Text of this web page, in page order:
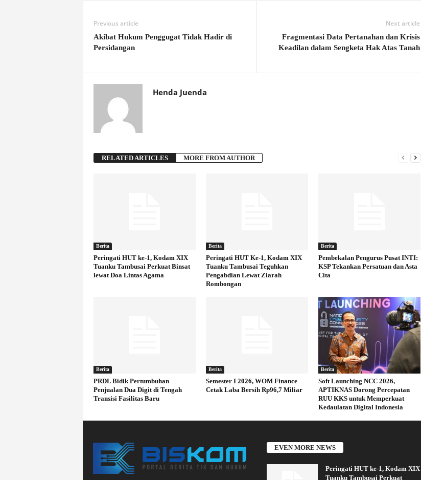
Previous article
Akibat Hukum Penggugat Tidak Hadir di
Persidangan
Next article
Fragmentasi Data Pertanahan dan Krisis
Keadilan dalam Sengketa Hak Atas Tanah
Henda Juenda
RELATED ARTICLES MORE FROM AUTHOR
Berita
Peringati HUT ke-1, Kodam XIX
Tuanku Tambusai Perkuat Binsat
lewat Doa Lintas Agama
Berita
Peringati HUT Ke-1, Kodam XIX
Tuanku Tambusai Teguhkan
Pengabdian Lewat Ziarah
Rombongan
Berita
Pembekalan Pengurus Pusat INTI:
KSP Tekankan Persatuan dan Asta
Cita
Berita
PRDL Bidik Pertumbuhan
Penjualan Dua Digit di Tengah
Transisi Fasilitas Baru
Berita
Semester I 2026, WOM Finance
Cetak Laba Bersih Rp96,7 Miliar
Berita
Soft Launching NCC 2026,
APTIKNAS Dorong Percepatan
RUU KKS untuk Memperkuat
Kedaulatan Digital Indonesia
EVEN MORE NEWS
Peringati HUT ke-1, Kodam XIX
Tuanku Tambusai Perkuat